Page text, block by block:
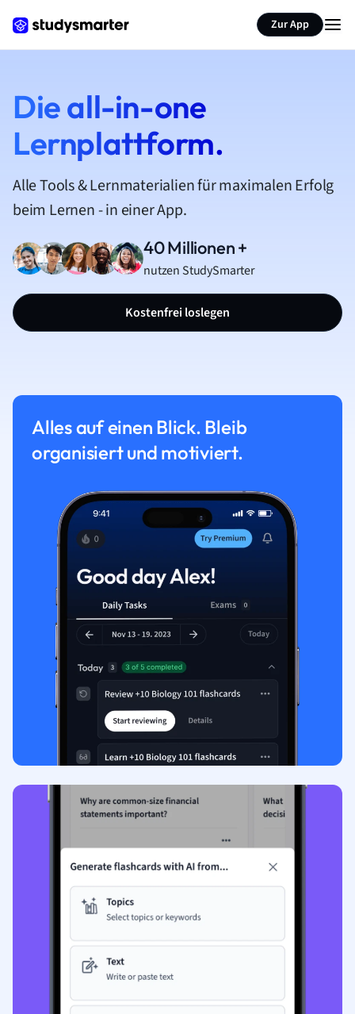
Zur App
Die all-in-one
Lernplattform.
Alle Tools & Lernmaterialien für maximalen Erfolg
beim Lernen - in einer App.
40 Millionen +
nutzen StudySmarter
Kostenfrei loslegen
Alles auf einen Blick. Bleib
organisiert und motiviert.